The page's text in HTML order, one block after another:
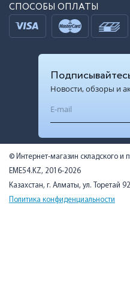
СПОСОБЫ ОПЛАТЫ
Новости, обзоры и
© Интернет-магазин складского
EME54.KZ, 2016-2026
Казахстан, г. Алматы, ул. Торетай
Политика конфиденциальности